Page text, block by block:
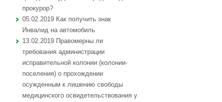
прокурор?
05.02.2019 Как получить знак
Инвалид на автомобиль
13.02.2019 Правомерны ли
требования администрации
исправительной колонии (колонии-
поселения) о прохождении
осужденным к лишению свободы
медицинского освидетельствования у